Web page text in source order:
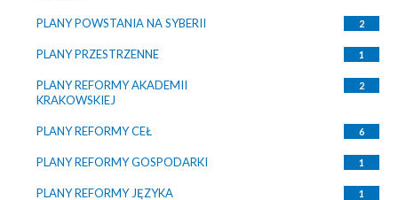
PLANY POWSTANIA NA SYBERII 2
PLANY PRZESTRZENNE 1
PLANY REFORMY AKADEMII
KRAKOWSKIEJ
2
PLANY REFORMY CEŁ 6
PLANY REFORMY GOSPODARKI 1
PLANY REFORMY JĘZYKA 1